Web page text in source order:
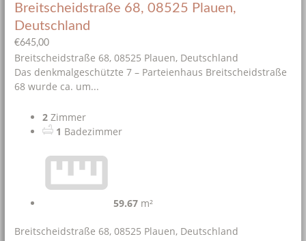
Breitscheidstraße 68, 08525 Plauen,
Deutschland
€645,00
Breitscheidstraße 68, 08525 Plauen, Deutschland
Das denkmalgeschützte 7 – Parteienhaus Breitscheidstraße
68 wurde ca. um...
2 Zimmer
1 Badezimmer
59.67 m²
Breitscheidstraße 68, 08525 Plauen, Deutschland